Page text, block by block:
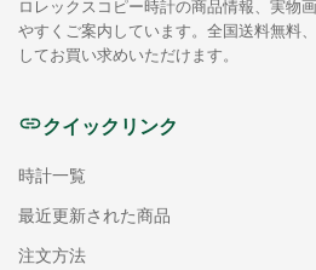
ロレックスコピー時計の商品情報、実物
やすくご案内しています。全国送料無料
してお買い求めいただけます。
クイックリンク
時計一覧
最近更新された商品
注文方法